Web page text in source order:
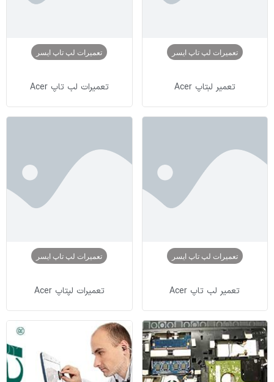
تعمیرات لپ تاپ ایسر
تعمیر لبتاپ Acer
تعمیرات لپ تاپ ایسر
تعمیرات لب تاپ Acer
تعمیرات لپ تاپ ایسر
تعمیر لب تاپ Acer
تعمیرات لپ تاپ ایسر
تعمیرات لپتاپ Acer